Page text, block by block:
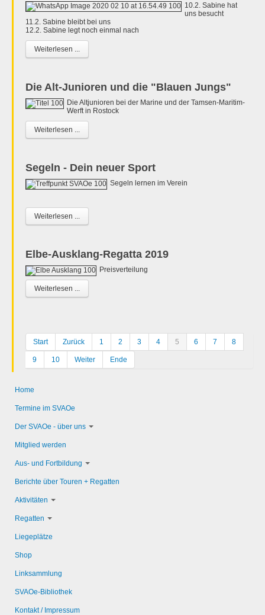
10.2. Sabine hat
uns besucht
11.2. Sabine bleibt bei uns
12.2. Sabine legt noch einmal nach
Weiterlesen ...
Die Alt-Junioren und die "Blauen Jungs"
Die Altjunioren bei der Marine und der Tamsen-Maritim-
Werft in Rostock
Weiterlesen ...
Segeln - Dein neuer Sport
Segeln lernen im Verein
Weiterlesen ...
Elbe-Ausklang-Regatta 2019
Preisverteilung
Weiterlesen ...
Start Zurück 1 2 3 4 5 6 7 8
9 10 Weiter Ende
Home
Termine im SVAOe
Der SVAOe - über uns
Mitglied werden
Aus- und Fortbildung
Berichte über Touren + Regatten
Aktivitäten
Regatten
Liegeplätze
Shop
Linksammlung
SVAOe-Bibliothek
Kontakt / Impressum